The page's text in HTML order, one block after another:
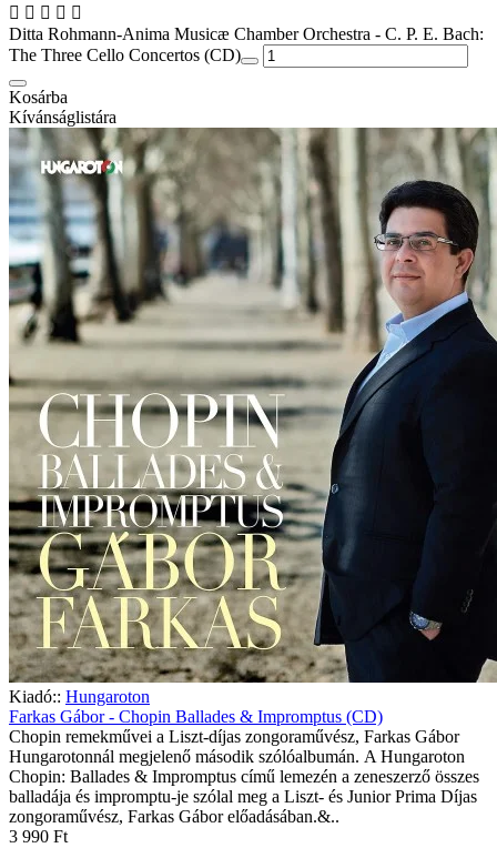
Ditta Rohmann-Anima Musicæ Chamber Orchestra - C. P. E. Bach:
The Three Cello Concertos (CD)
Kosárba
Kívánságlistára
Kiadó:: Hungaroton
Farkas Gábor - Chopin Ballades & Impromptus (CD)
Chopin remekművei a Liszt-díjas zongoraművész, Farkas Gábor
Hungarotonnál megjelenő második szólóalbumán. A Hungaroton
Chopin: Ballades & Impromptus című lemezén a zeneszerző összes
balladája és impromptu-je szólal meg a Liszt- és Junior Prima Díjas
zongoraművész, Farkas Gábor előadásában.&..
3 990 Ft